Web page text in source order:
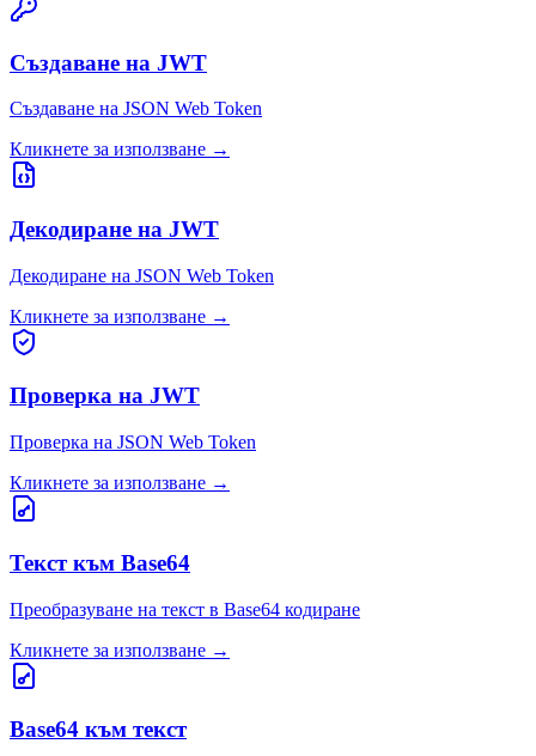
Създаване на JWT
Създаване на JSON Web Token
Кликнете за използване →
Декодиране на JWT
Декодиране на JSON Web Token
Кликнете за използване →
Проверка на JWT
Проверка на JSON Web Token
Кликнете за използване →
Текст към Base64
Преобразуване на текст в Base64 кодиране
Кликнете за използване →
Base64 към текст